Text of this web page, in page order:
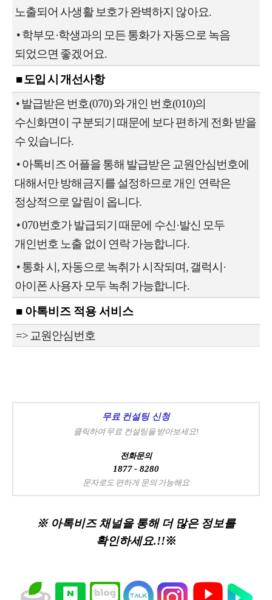
노출되어 사생활 보호가 완벽하지 않아요.
•학부모·학생과의 모든 통화가 자동으로 녹음
되었으면 좋겠어요.
■ 도입 시 개선사항
•발급받은 번호(070) 와 개인 번호(010)의
수신화면이 구분되기 때문에 보다 편하게 전화 받을
수 있습니다.
•아톡비즈 어플을 통해 발급받은 교원안심번호에
대해서만 방해금지를 설정하므로 개인 연락은
정상적으로 알림이 옵니다.
•070번호가 발급되기 때문에 수신·발신 모두
개인번호 노출 없이 연락 가능합니다.
•통화 시, 자동으로 녹취가 시작되며, 갤럭시·
아이폰 사용자 모두 녹취 가능합니다.
■ 아톡비즈 적용 서비스
=> 교원안심번호
무료 컨설팅 신청
클릭하여 무료 컨설팅을 받아보세요!
전화문의
1877 - 8280
문자로도 편하게 문의 가능해요
※ 아톡비즈 채널을 통해 더 많은 정보를
확인하세요.!!※